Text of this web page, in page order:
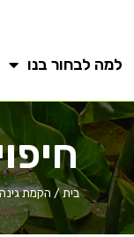
למה לבחור בנו
בית/ הקמת גינה